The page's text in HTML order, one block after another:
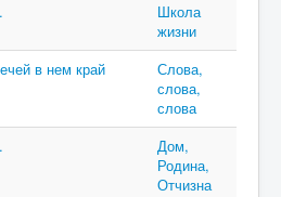
Школа
жизни
в нем край
Слова,
слова,
слова
Дом,
Родина,
Отчизна